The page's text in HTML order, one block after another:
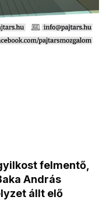
felmentő,
András
állt elő